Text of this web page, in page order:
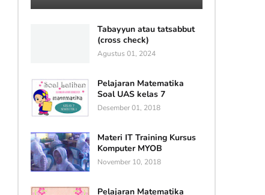
Tabayyun atau tatsabbut
(cross check)
Agustus 01, 2024
Pelajaran Matematika
Soal UAS kelas 7
Desember 01, 2018
Materi IT Training Kursus
Komputer MYOB
November 10, 2018
Pelajaran Matematika